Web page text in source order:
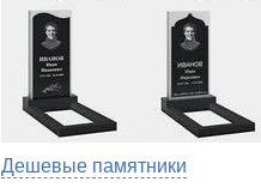
Дешевые памятники